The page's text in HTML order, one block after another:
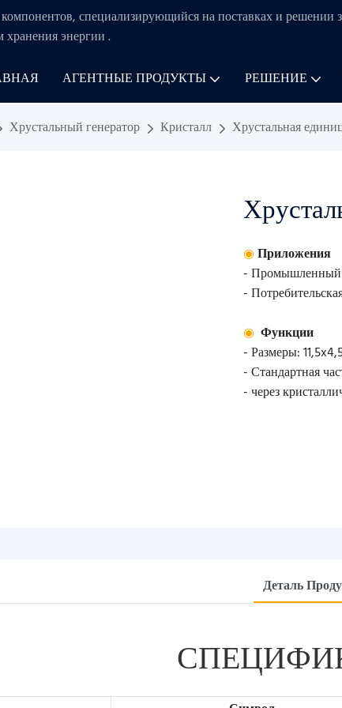
специализирующийся на поставках и решении
хранения энергии.
АГЕНТНЫЕ ПРОДУКТЫ РЕШЕНИЕ
Хрустальный генератор Кристалл Хрустальная
◉Приложения
- Промышленный
-
◉ Функции
- Размеры:
- Стандартная
- через
Деталь